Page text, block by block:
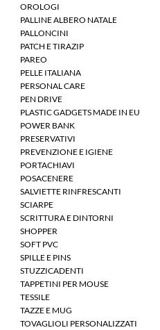
OROLOGI
PALLINE ALBERO NATALE
PALLONCINI
PATCH E TIRAZIP
PAREO
PELLE ITALIANA
PERSONAL CARE
PEN DRIVE
PLASTIC GADGETS MADE IN EU
POWER BANK
PRESERVATIVI
PREVENZIONE E IGIENE
PORTACHIAVI
POSACENERE
SALVIETTE RINFRESCANTI
SCIARPE
SCRITTURA E DINTORNI
SHOPPER
SOFT PVC
SPILLE E PINS
STUZZICADENTI
TAPPETINI PER MOUSE
TESSILE
TAZZE E MUG
TOVAGLIOLI PERSONALIZZATI